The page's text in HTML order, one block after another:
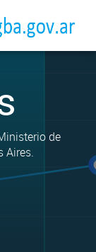
de
Aires.